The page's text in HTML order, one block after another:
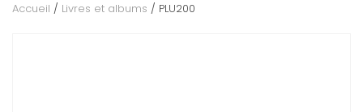
Accueil / Livres et albums / PLU200